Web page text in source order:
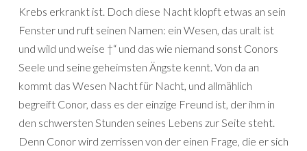
Krebs erkrankt ist. Doch diese Nacht klopft etwas an sein
Fenster und ruft seinen Namen: ein Wesen, das uralt ist
und wild und weise †“ und das wie niemand sonst Conors
Seele und seine geheimsten Ängste kennt. Von da an
kommt das Wesen Nacht für Nacht, und allmählich
begreift Conor, dass es der einzige Freund ist, der ihm in
den schwersten Stunden seines Lebens zur Seite steht.
Denn Conor wird zerrissen von der einen Frage, die er sich